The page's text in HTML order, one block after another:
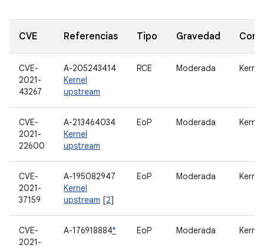
CVE Referencias Tipo Gravedad
CVE-
2021-
43267
A-205243414
Kernel
upstream
RCE Moderada Kernel
CVE-
2021-
22600
A-213464034
Kernel
upstream
EoP Moderada Kernel
CVE-
2021-
37159
A-195082947
Kernel
upstream [2]
EoP Moderada Kernel
CVE-
2021-
A-176918884* EoP Moderada Kernel